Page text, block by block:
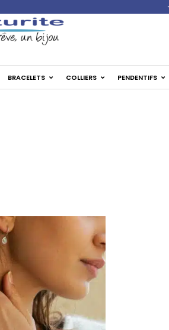
✦ Livraison à
BRACELETS COLLIERS PENDENTIFS